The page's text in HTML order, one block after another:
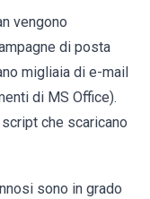
vengono
di posta
migliaia di e-mail
di MS Office).
che scaricano
sono in grado